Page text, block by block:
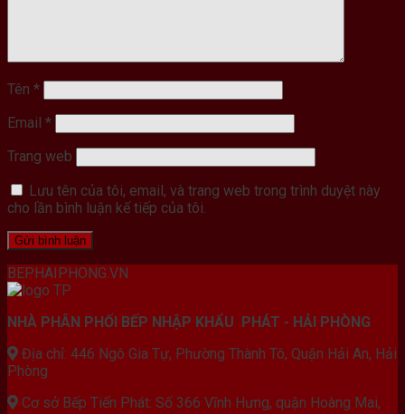
Tên *
Email *
Trang web
Lưu tên của tôi, email, và trang web trong trình duyệt này
cho lần bình luận kế tiếp của tôi.
BEPHAIPHONG.VN
NHÀ PHÂN PHỐI BẾP NHẬP KHẨU PHÁT - HẢI PHÒNG
Địa chỉ: 446 Ngô Gia Tự, Phường Thành Tô, Quận Hải An, Hải
Phòng
Cơ sở Bếp Tiến Phát: Số 366 Vĩnh Hưng, quận Hoàng Mai,